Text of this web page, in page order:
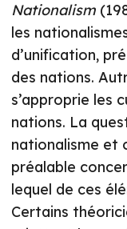
Nationalism
les
d’unification,
des nations.
s’approprie les
nations. La
nationalisme et
préalable
lequel de ces
Certains